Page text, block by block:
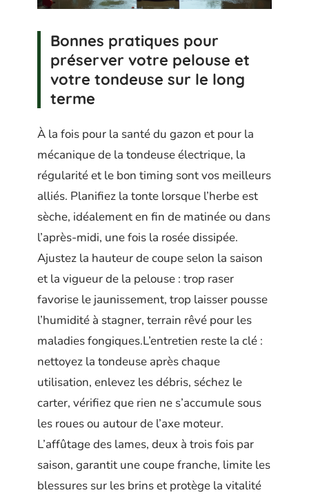
Bonnes pratiques pour
préserver votre pelouse et
votre tondeuse sur le long
terme
À la fois pour la santé du gazon et pour la
mécanique de la tondeuse électrique, la
régularité et le bon timing sont vos meilleurs
alliés. Planifiez la tonte lorsque l’herbe est
sèche, idéalement en fin de matinée ou dans
l’après-midi, une fois la rosée dissipée.
Ajustez la hauteur de coupe selon la saison
et la vigueur de la pelouse : trop raser
favorise le jaunissement, trop laisser pousse
l’humidité à stagner, terrain rêvé pour les
maladies fongiques.L’entretien reste la clé :
nettoyez la tondeuse après chaque
utilisation, enlevez les débris, séchez le
carter, vérifiez que rien ne s’accumule sous
les roues ou autour de l’axe moteur.
L’affûtage des lames, deux à trois fois par
saison, garantit une coupe franche, limite les
blessures sur les brins et protège la vitalité